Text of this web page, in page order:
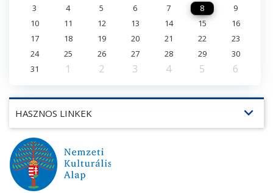
3
4 5 6 7 8
9
10
11 12 13 14 15
16
17
18 19 20 21 22
23
24
25 26 27 28 29
30
31
1 2 3 4 5 6
HASZNOS LINKEK expand_more